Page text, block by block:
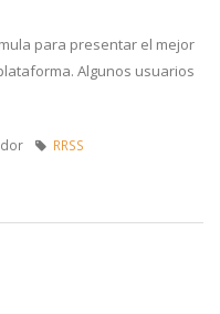
para presentar el mejor
Algunos usuarios
RRSS